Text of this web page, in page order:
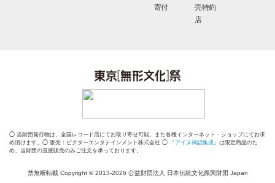
寄付
売特約
店
◯ 当財団発行物は、全国レコード店にてお取り寄せ可能、また各種インターネット・ショップにてお求
め頂けます。◯ 販売：ビクターエンタテインメント株式会社 ◯
『アイヌ神話集成』 は限定商品のた
め、当財団の直接販売のみご注文を承っております。
禁無断転載 Copyright © 2013-2026 公益財団法人 日本伝統文化振興財団 Japan